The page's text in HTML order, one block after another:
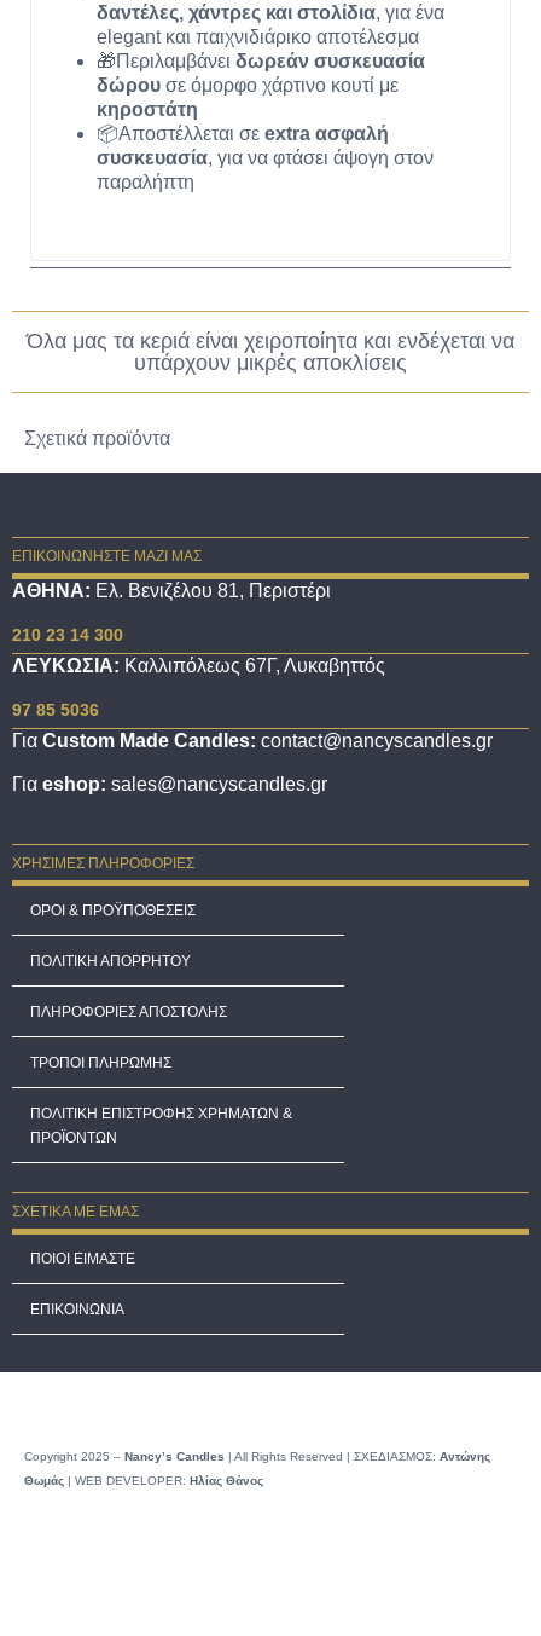
δαντέλες, χάντρες και στολίδια, για ένα
elegant και παιχνιδιάρικο αποτέλεσμα
🎁Περιλαμβάνει δωρεάν συσκευασία
δώρου σε όμορφο χάρτινο κουτί με
κηροστάτη
📦Αποστέλλεται σε extra ασφαλή
συσκευασία, για να φτάσει άψογη στον
παραλήπτη
Όλα μας τα κεριά είναι χειροποίητα και ενδέχεται να
υπάρχουν μικρές αποκλίσεις
Σχετικά προϊόντα
ΕΠΙΚΟΙΝΩΝΗΣΤΕ ΜΑΖΙ ΜΑΣ
ΑΘΗΝΑ: Ελ. Βενιζέλου 81, Περιστέρι
210 23 14 300
ΛΕΥΚΩΣΙΑ: Καλλιπόλεως 67Γ, Λυκαβηττός
97 85 5036
Για Custom Made Candles: contact@nancyscandles.gr
Για eshop: sales@nancyscandles.gr
ΧΡΗΣΙΜΕΣ ΠΛΗΡΟΦΟΡΙΕΣ
ΟΡΟΙ & ΠΡΟΫΠΟΘΕΣΕΙΣ
ΠΟΛΙΤΙΚΗ ΑΠΟΡΡΗΤΟΥ
ΠΛΗΡΟΦΟΡΙΕΣ ΑΠΟΣΤΟΛΗΣ
ΤΡΟΠΟΙ ΠΛΗΡΩΜΗΣ
ΠΟΛΙΤΙΚΗ ΕΠΙΣΤΡΟΦΗΣ ΧΡΗΜΑΤΩΝ &
ΠΡΟΪΟΝΤΩΝ
ΣΧΕΤΙΚΑ ΜΕ ΕΜΑΣ
ΠΟΙΟΙ ΕΙΜΑΣΤΕ
ΕΠΙΚΟΙΝΩΝΙΑ
Copyright 2025 – Nancy’s Candles | All Rights Reserved | ΣΧΕΔΙΑΣΜΟΣ: Αντώνης
Θωμάς | WEB DEVELOPER: Ηλίας Θάνος